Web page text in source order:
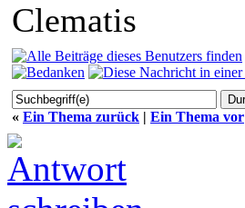
Clematis
« Ein Thema zurück | Ein Thema vor